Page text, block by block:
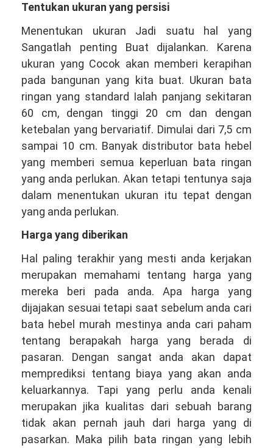
Tentukan ukuran yang persisi
Menentukan ukuran Jadi suatu hal yang
Sangatlah penting Buat dijalankan. Karena
ukuran yang Cocok akan memberi kerapihan
pada bangunan yang kita buat. Ukuran bata
ringan yang standard Ialah panjang sekitaran
60 cm, dengan tinggi 20 cm dan dengan
ketebalan yang bervariatif. Dimulai dari 7,5 cm
sampai 10 cm. Banyak distributor bata hebel
yang memberi semua keperluan bata ringan
yang anda perlukan. Akan tetapi tentunya saja
dalam menentukan ukuran itu tepat dengan
yang anda perlukan.
Harga yang diberikan
Hal paling terakhir yang mesti anda kerjakan
merupakan memahami tentang harga yang
mereka beri pada anda. Apa harga yang
dijajakan sesuai tetapi saat sebelum anda cari
bata hebel murah mestinya anda cari paham
tentang berapakah harga yang berada di
pasaran. Dengan sangat anda akan dapat
memprediksi tentang biaya yang akan anda
keluarkannya. Tapi yang perlu anda kenali
merupakan jika kualitas dari sebuah barang
tidak akan pernah jauh dari harga yang di
pasarkan. Maka pilih bata ringan yang lebih